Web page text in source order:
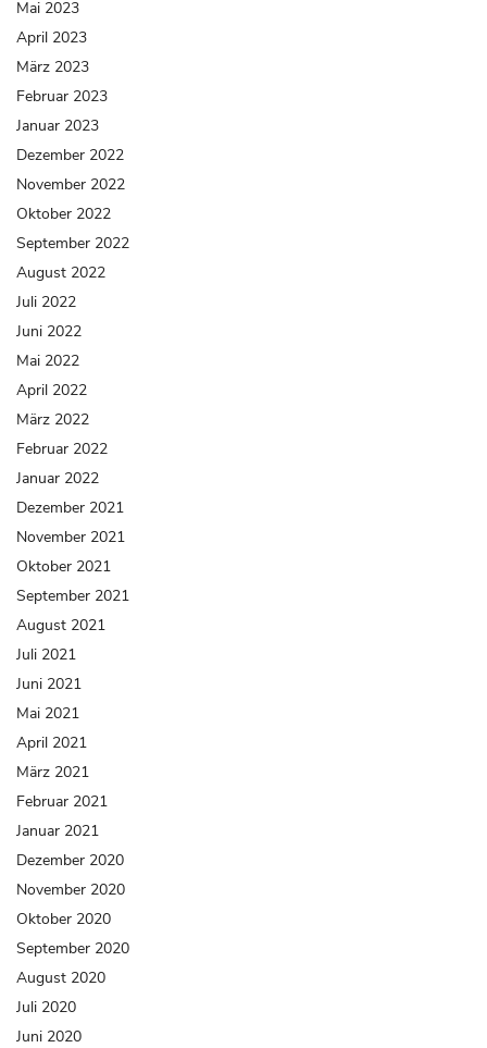
Mai 2023
April 2023
März 2023
Februar 2023
Januar 2023
Dezember 2022
November 2022
Oktober 2022
September 2022
August 2022
Juli 2022
Juni 2022
Mai 2022
April 2022
März 2022
Februar 2022
Januar 2022
Dezember 2021
November 2021
Oktober 2021
September 2021
August 2021
Juli 2021
Juni 2021
Mai 2021
April 2021
März 2021
Februar 2021
Januar 2021
Dezember 2020
November 2020
Oktober 2020
September 2020
August 2020
Juli 2020
Juni 2020